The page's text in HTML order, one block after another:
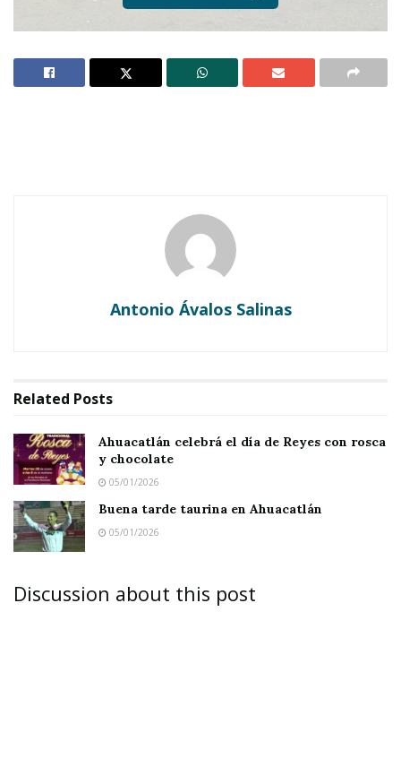
Ahuacatlán celebrá el día de Reyes con rosca y
Buena tarde taurina en Ahuacatlán
Antonio Ávalos Salinas
Related Posts
Ahuacatlán celebrá el día de Reyes con rosca
y chocolate
05/01/2026
Buena tarde taurina en Ahuacatlán
05/01/2026
Discussion about this post